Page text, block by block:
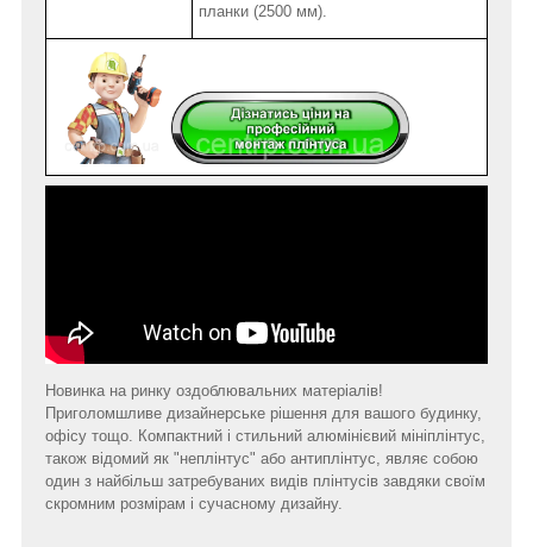
планки (2500 мм).
Новинка на ринку оздоблювальних матеріалів!
Приголомшливе дизайнерське рішення для вашого будинку,
офісу тощо. Компактний і стильний алюмінієвий мініплінтус,
також відомий як "неплінтус" або антиплінтус, являє собою
один з найбільш затребуваних видів плінтусів завдяки своїм
скромним розмірам і сучасному дизайну.